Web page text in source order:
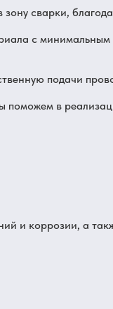
сварки,
с
подачи
в
и коррозии, а